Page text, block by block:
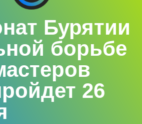
Бурятии
борьбе
26